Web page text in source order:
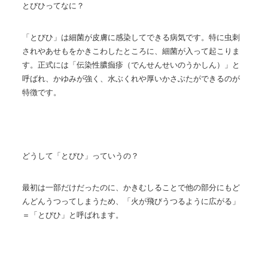
とびひってなに？
「とびひ」は細菌が皮膚に感染してできる病気です。特に虫刺
されやあせもをかきこわしたところに、細菌が入って起こりま
す。正式には「伝染性膿痂疹（でんせんせいのうかしん）」と
呼ばれ、かゆみが強く、水ぶくれや厚いかさぶたができるのが
特徴です。
どうして「とびひ」っていうの？
最初は一部だけだったのに、かきむしることで他の部分にもど
んどんうつってしまうため、「火が飛びうつるように広がる」
＝「とびひ」と呼ばれます。